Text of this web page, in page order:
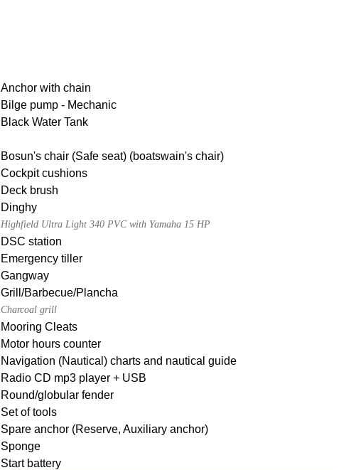
Anchor with chain
Bilge pump - Mechanic
Black Water Tank
Bosun's chair (Safe seat) (boatswain's chair)
Cockpit cushions
Deck brush
Dinghy
Highfield Ultra Light 340 PVC with Yamaha 15 HP
DSC station
Emergency tiller
Gangway
Grill/Barbecue/Plancha
Charcoal grill
Mooring Cleats
Motor hours counter
Navigation (Nautical) charts and nautical guide
Radio CD mp3 player + USB
Round/globular fender
Set of tools
Spare anchor (Reserve, Auxiliary anchor)
Sponge
Start battery